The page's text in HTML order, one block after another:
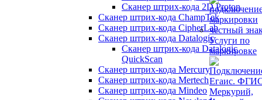
Сканер штрих-кода 2D Proton
Сканер штрих-кода ChampTek
Сканер штрих-кода CipherLab
Сканер штрих-кода Datalogic
Сканер штрих-кода Datalogic
QuickScan
Сканер штрих-кода Mercury
Сканер штрих-кода Mertech
Сканер штрих-кода Mindeo
Услуги по
маркировке